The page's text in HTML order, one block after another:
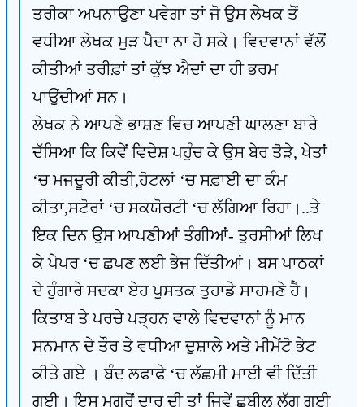
ਤਰੀਕਾ ਅਪਨਾਉਣਾ ਪਵੇਗਾ ਤਾਂ ਜੋ ਉਸ ਲੇਖਕ ਤੋਂ
ਵਧੀਆ ਲੇਖਕ ਮੁੜ ਪੈਦਾ ਨਾ ਹੋ ਸਕੇ। ਵਿਦਵਾਨਾਂ ਵੱਲੋਂ
ਕੀਤੀਆਂ ਤਰੀਫ਼ਾਂ ਤਾਂ ਕੁੱਝ ਐਦਾਂ ਦਾ ਹੀ ਭਰਮ
ਪਾਉਂਦੀਆਂ ਸਨ।
ਲੇਖਕ ਨੇ ਆਪਣੇ ਭਾਸ਼ਣ ਵਿਚ ਆਪਣੀ ਘਾਲਣਾ ਬਾਰੇ
ਦੱਸਿਆ ਕਿ ਕਿਵੇਂ ਵਿਦੇਸ਼ ਪਹੁੰਚ ਕੇ ਉਸ ਬੇਰ ਤੋੜੇ, ਖੇਤਾਂ
‘ਚ ਮਜਦੂਰੀ ਕੀਤੀ,ਹੋਟਲਾਂ ‘ਚ ਸਫ਼ਾਈ ਦਾ ਕੰਮ
ਕੀਤਾ,ਸਟੋਰਾਂ ‘ਚ ਸਕਯੋਰਟੀ ‘ਚ ਲੱਗਿਆ ਰਿਹਾ।..ਤੇ
ਇਕ ਦਿਨ ਉਸ ਆਪਣੀਆਂ ਤੰਗੀਆਂ- ਤੁਰਸੀਆਂ ਲਿਖ
ਕੇ ਪੇਪਰ ‘ਚ ਛਪਣ ਲਈ ਭੇਜ ਦਿੱਤੀਆਂ। ਬਸ ਪਾਠਕਾਂ
ਦੇ ਹੁੰਗਾਰੇ ਸਦਕਾ ਏਹ ਪੁਸਤਕ ਤੁਹਾਡੇ ਸਾਹਮਣੇ ਹੈ।
ਕਿਤਾਬ ਤੇ ਪਰਚੇ ਪੜ੍ਹਨ ਵਾਲੇ ਵਿਦਵਾਨਾਂ ਨੂੰ ਮਾਨ
ਸਨਮਾਨ ਦੇ ਤੌਰ ਤੇ ਵਧੀਆ ਦੁਸ਼ਾਲੇ ਅਤੇ ਮੀਮੇਂਟੋ ਭੇਟ
ਕੀਤੇ ਗਏ । ਬੰਦ ਲਫਾਫੇ ‘ਚ ਲੱਛਮੀ ਮਾਈ ਵੀ ਦਿੱਤੀ
ਗਈ। ਇਸ ਮਗਰੋਂ ਦਾਰੂ ਦੀ ਤਾਂ ਜਿਵੇਂ ਛਬੀਲ ਲੱਗ ਗਈ